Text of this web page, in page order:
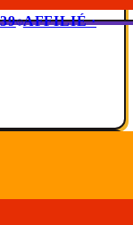
AFFILIÉ ·